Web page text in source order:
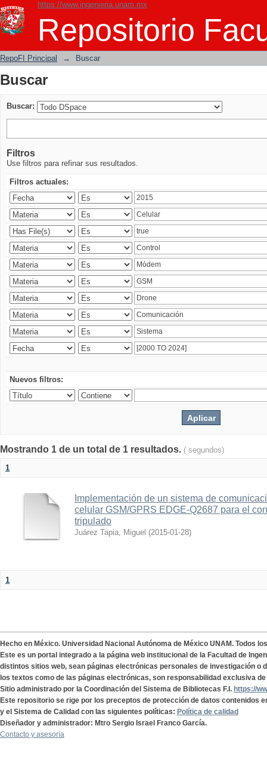
https://www.ingenieria.unam.mx
Repositorio
Buscar
RepoFI Principal → Buscar
Buscar
Buscar:
Filtros
Use filtros para refinar sus resultados.
Filtros actuales:
Nuevos filtros:
Mostrando 1 de un total de 1 resultados. ( segundos)
1
Implementación de un sistema de
celular GSM/GPRS EDGE-Q2687 para el
tripulado
Juárez Tapia, Miguel (2015-01-28)
1
Hecho en México. Universidad Nacional Autónoma de México UNAM. Todos
Este es un portal integrado a la página web institucional de la Facultad de
distintos sitios web, sean páginas electrónicas personales de investigación o
los textos como de las páginas electrónicas, son responsabilidad exclusiva
Sitio administrado por la Coordinación del Sistema de Bibliotecas F.I. https://
Este repositorio se rige por los preceptos de protección de datos contenidos
y el Sistema de Calidad con las siguientes políticas: Política de calidad
Diseñador y administrador: Mtro Sergio Israel Franco García.
Contacto y asesoría